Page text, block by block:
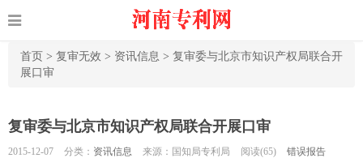
首页 > 复审无效 > 资讯信息 > 复审委与北京市知识产权局联合开
展口审
复审委与北京市知识产权局联合开展口审
2015-12-07 分类： 资讯信息 来源：国知局专利局 阅读(65) 错误报告